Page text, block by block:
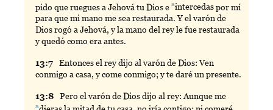
pido que ruegues a Jehová tu Dios eaintercedaspor mí
para que mi mano me sea restaurada. Y el varón de
Dios rogó a Jehová, y la mano del rey le fue restaurada
y quedó como era antes.
13:7 Entoncesel rey dijo al varón de Dios: Ven
conmigo a casa, y come conmigo; y te daré un presente.
13:8 Pero el varón de Dios dijo al rey: Aunque me
a